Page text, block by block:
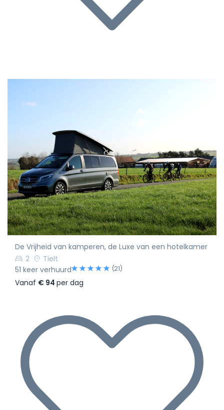
De Vrijheid van kamperen, de Luxe van een hotelkamer
2
Tielt
51 keer verhuurd
(21)
Vanaf € 94 per dag